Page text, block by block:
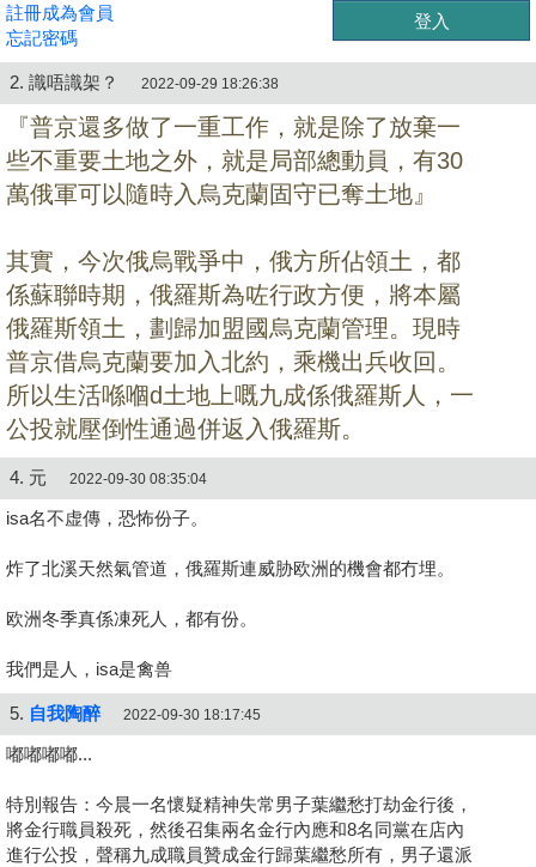
註冊成為會員
忘記密碼
2. 識唔識架？ 2022-09-29 18:26:38
『普京還多做了一重工作，就是除了放棄一
些不重要土地之外， 就是局部總動員，有30
萬俄軍可以隨時入烏克蘭固守已奪土地』
其實，今次俄烏戰爭中，俄方所佔領土，都
係蘇聯時期，俄羅斯為咗行政方便，將本屬
俄羅斯領土，劃歸加盟國烏克蘭管理。現時
普京借烏克蘭要加入北約，乘機出兵收回。
所以生活喺嗰d土地上嘅九成係俄羅斯人，一
公投就壓倒性通過併返入俄羅斯。
4. 元 2022-09-30 08:35:04
isa名不虚傳，恐怖份子。
炸了北溪天然氣管道，俄羅斯連威胁欧洲的機會都冇埋。
欧洲冬季真係凍死人，都有份。
我們是人，isa是禽兽
5. 自我陶醉 2022-09-30 18:17:45
嘟嘟嘟嘟...
特別報告：今晨一名懷疑精神失常男子葉繼愁打劫金行後，
將金行職員殺死，然後召集兩名金行內應和8名同黨在店內
進行公投，聲稱九成職員贊成金行歸葉繼愁所有，男子還派